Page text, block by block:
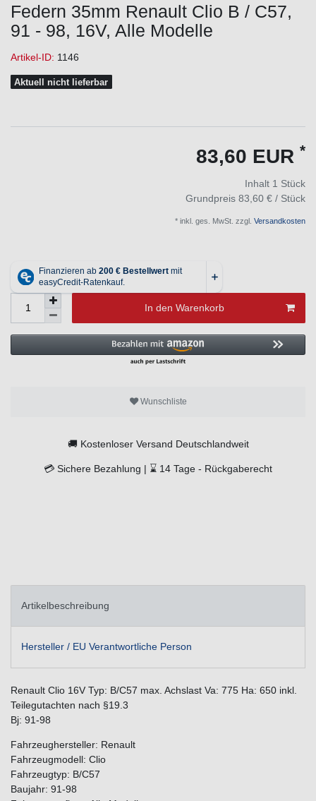
Federn 35mm Renault Clio B / C57,
91 - 98, 16V, Alle Modelle
Artikel-ID: 1146
Aktuell nicht lieferbar
83,60 EUR *
Inhalt 1 Stück
Grundpreis 83,60 € / Stück
* inkl. ges. MwSt. zzgl. Versandkosten
In den Warenkorb
Wunschliste
🚚 Kostenloser Versand Deutschlandweit
💳 Sichere Bezahlung | ⌛ 14 Tage - Rückgaberecht
Artikelbeschreibung
Hersteller / EU Verantwortliche Person
Renault Clio 16V Typ: B/C57 max. Achslast Va: 775 Ha: 650 inkl.
Teilegutachten nach §19.3
Bj: 91-98
Fahrzeughersteller: Renault
Fahrzeugmodell: Clio
Fahrzeugtyp: B/C57
Baujahr: 91-98